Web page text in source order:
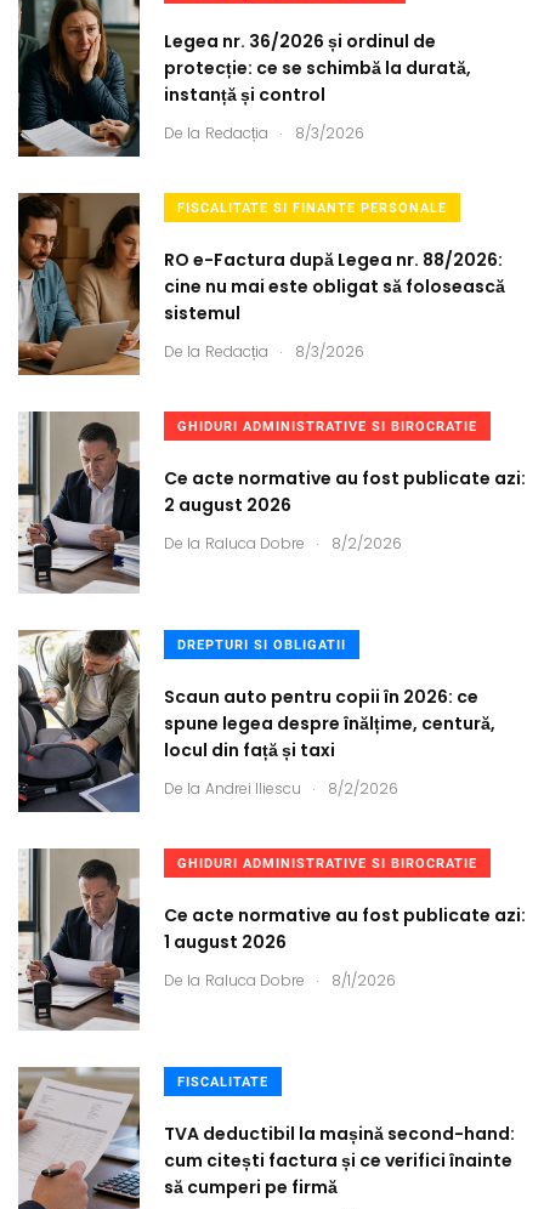
Legea nr. 36/2026 și ordinul de
protecție: ce se schimbă la durată,
instanță și control
De la Redacția . 8/3/2026
FISCALITATE SI FINANTE PERSONALE
RO e-Factura după Legea nr. 88/2026:
cine nu mai este obligat să folosească
sistemul
De la Redacția . 8/3/2026
GHIDURI ADMINISTRATIVE SI BIROCRATIE
Ce acte normative au fost publicate azi:
2 august 2026
De la Raluca Dobre . 8/2/2026
DREPTURI SI OBLIGATII
Scaun auto pentru copii în 2026: ce
spune legea despre înălțime, centură,
locul din față și taxi
De la Andrei Iliescu . 8/2/2026
GHIDURI ADMINISTRATIVE SI BIROCRATIE
Ce acte normative au fost publicate azi:
1 august 2026
De la Raluca Dobre . 8/1/2026
FISCALITATE
TVA deductibil la mașină second-hand:
cum citești factura și ce verifici înainte
să cumperi pe firmă